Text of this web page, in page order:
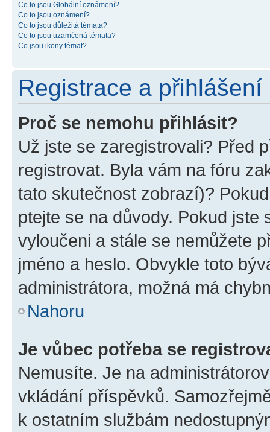
Co to jsou Globální oznámení?
Co to jsou oznámení?
Co to jsou důležitá témata?
Co to jsou uzamčená témata?
Co jsou ikony témat?
Registrace a přihlášení
Proč se nemohu přihlásit?
Už jste se zaregistrovali? Před
registrovat. Byla vám na fóru
tato skutečnost zobrazí)?
ptejte se na důvody. Pokud jste
vyloučeni a stále se nemůžete
jméno a heslo. Obvykle toto
administrátora, možná má
Nahoru
Je vůbec potřeba se
Nemusíte. Je na
vkládání příspěvků.
k ostatním službám